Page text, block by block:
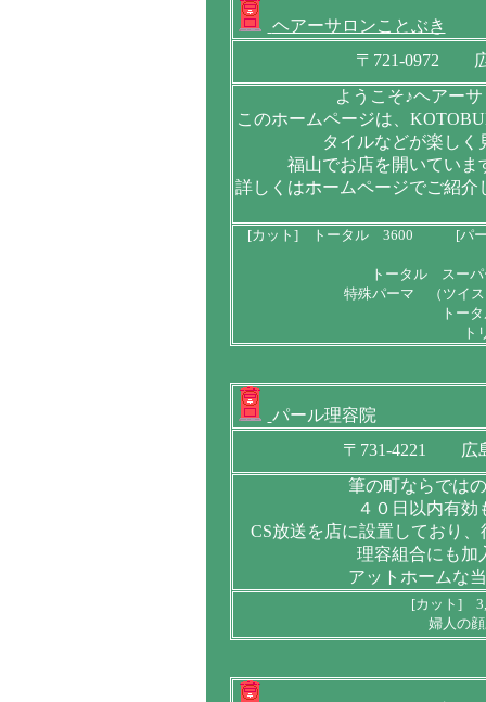
ヘアーサロンことぶき
〒721-0972 広
ようこそ♪ヘアー
このホームページは、
タイルなどが楽し
福山でお店を開いていま
詳しくはホームページでご紹
[カット] トータル 3600 [パ
トータル スー
特殊パーマ （ツイス
トー
ト
パール理容院
〒731-4221 広
筆の町ならでは
４０日以内有
CS放送を店に設置しており
理容組合にも加
アットホームな
[カット]
婦人の